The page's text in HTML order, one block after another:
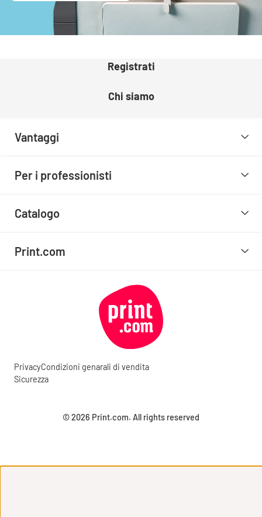
Registrati
Chi siamo
Vantaggi
Per i professionisti
Catalogo
Print.com
© 2026 Print.com. All rights reserved
PrivacyCondizioni genarali di vendita
Sicurezza